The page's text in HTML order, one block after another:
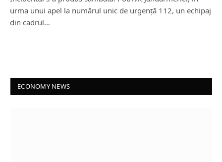
urma unui apel la numărul unic de urgență 112, un echipaj
din cadrul…
ECONOMY NEWS